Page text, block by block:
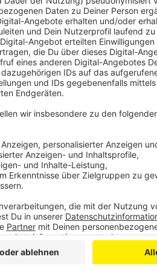
Eins der Autos sei nach der
überschlagen. Eine schwerverletzte
Anzeige
Weitere Meldungen aus
Polizei Leverkusen geht nach
Weiher im Schlosspark Morsbroich